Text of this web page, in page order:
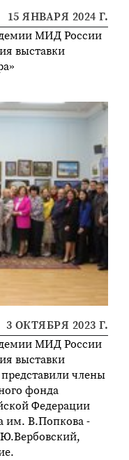
15 ЯНВАРЯ 2024 Г.
МИД России
выставки
3 ОКТЯБРЯ 2023 Г.
МИД России
выставки
члены
фонда
Федерации
им. В.Попкова -